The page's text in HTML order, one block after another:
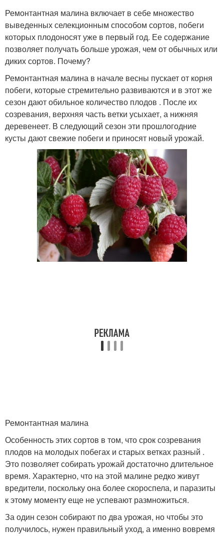
Ремонтантная малина включает в себе множество
выведенных селекционным способом сортов, побеги
которых плодоносят уже в первый год. Ее содержание
позволяет получать больше урожая, чем от обычных или
диких сортов. Почему?
Ремонтантная малина в начале весны пускает от корня
побеги, которые стремительно развиваются и в этот же
сезон дают обильное количество плодов . После их
созревания, верхняя часть ветки усыхает, а нижняя
деревенеет. В следующий сезон эти прошлогодние
кусты дают свежие побеги и приносят новый урожай.
Ремонтантная малина
Особенность этих сортов в том, что срок созревания
плодов на молодых побегах и старых ветках разный .
Это позволяет собирать урожай достаточно длительное
время. Характерно, что на этой малине редко живут
вредители, поскольку она более скороспела, и паразиты
к этому моменту еще не успевают размножиться.
За один сезон собирают по два урожая, но чтобы это
получилось, нужен правильный уход, а именно вовремя